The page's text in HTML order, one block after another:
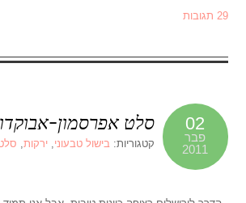
29 תגובות
02
פבר
2011
סלט אפרסמון-
קטגוריות:בישול טבעוני,ירקות,